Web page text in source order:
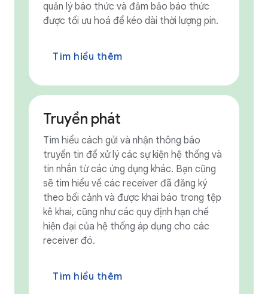
quản lý báo thức và đảm bảo báo thức
được tối ưu hoá để kéo dài thời lượng pin.
Tìm hiểu thêm
Truyền phát
Tìm hiểu cách gửi và nhận thông báo
truyền tin để xử lý các sự kiện hệ thống và
tin nhắn từ các ứng dụng khác. Bạn cũng
sẽ tìm hiểu về các receiver đã đăng ký
theo bối cảnh và được khai báo trong tệp
kê khai, cũng như các quy định hạn chế
hiện đại của hệ thống áp dụng cho các
receiver đó.
Tìm hiểu thêm